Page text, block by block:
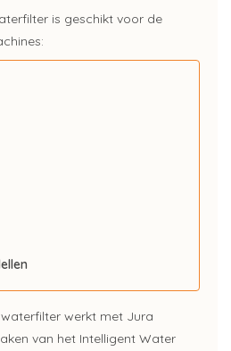
is geschikt voor de
werkt met Jura
van het Intelligent Water